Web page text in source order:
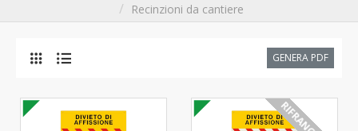
Recinzioni da cantiere
GENERA PDF